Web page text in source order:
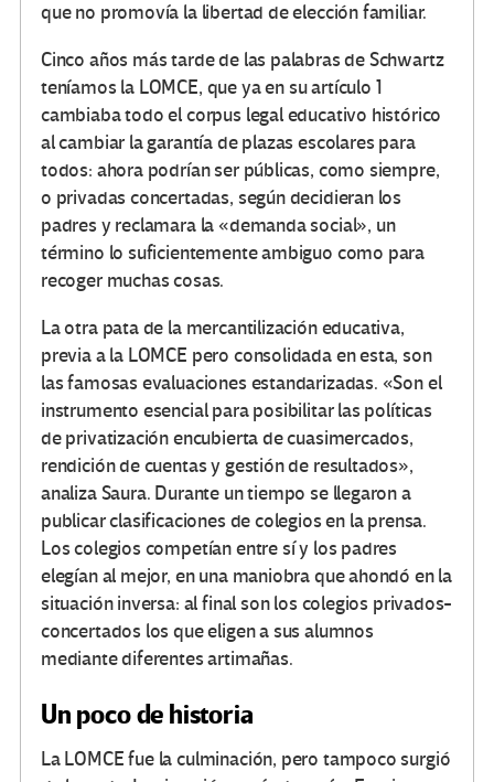
que no promovía la libertad de elección familiar.
Cinco años más tarde de las palabras de Schwartz
teníamos la LOMCE, que ya en su artículo 1
cambiaba todo el corpus legal educativo histórico
al cambiar la garantía de plazas escolares para
todos: ahora podrían ser públicas, como siempre,
o privadas concertadas, según decidieran los
padres y reclamara la «demanda social», un
término lo suficientemente ambiguo como para
recoger muchas cosas.
La otra pata de la mercantilización educativa,
previa a la LOMCE pero consolidada en esta, son
las famosas evaluaciones estandarizadas. «Son el
instrumento esencial para posibilitar las políticas
de privatización encubierta de cuasimercados,
rendición de cuentas y gestión de resultados»,
analiza Saura. Durante un tiempo se llegaron a
publicar clasificaciones de colegios en la prensa.
Los colegios competían entre sí y los padres
elegían al mejor, en una maniobra que ahondó en la
situación inversa: al final son los colegios privados-
concertados los que eligen a sus alumnos
mediante diferentes artimañas.
Un poco de historia
La LOMCE fue la culminación, pero tampoco surgió